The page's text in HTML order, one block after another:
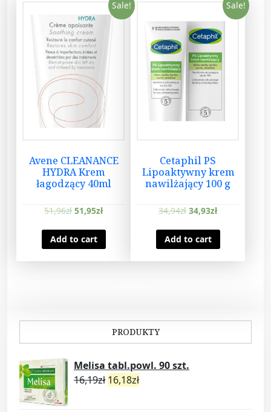
Sale!
Avene CLEANANCE
HYDRA Krem
łagodzący 40ml
51,96zł 51,95zł
Add to cart
Sale!
Cetaphil PS
Lipoaktywny krem
nawilżający 100 g
34,94zł 34,93zł
Add to cart
PRODUKTY
Melisa tabl.powl. 90 szt.
16,19zł 16,18zł